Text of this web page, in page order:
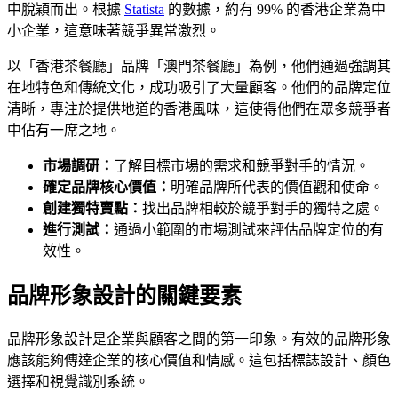
中脫穎而出。根據 Statista 的數據，約有 99% 的香港企業為中
小企業，這意味著競爭異常激烈。
以「香港茶餐廳」品牌「澳門茶餐廳」為例，他們通過強調其
在地特色和傳統文化，成功吸引了大量顧客。他們的品牌定位
清晰，專注於提供地道的香港風味，這使得他們在眾多競爭者
中佔有一席之地。
市場調研： 了解目標市場的需求和競爭對手的情況。
確定品牌核心價值： 明確品牌所代表的價值觀和使命。
創建獨特賣點： 找出品牌相較於競爭對手的獨特之處。
進行測試： 通過小範圍的市場測試來評估品牌定位的有
效性。
品牌形象設計的關鍵要素
品牌形象設計是企業與顧客之間的第一印象。有效的品牌形象
應該能夠傳達企業的核心價值和情感。這包括標誌設計、顏色
選擇和視覺識別系統。